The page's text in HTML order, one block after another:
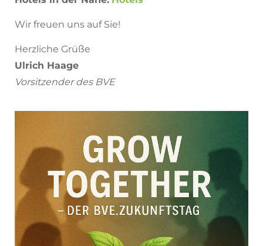
Wir freuen uns auf Sie!
Herzliche Grüße
Ulrich Haage
Vorsitzender des BVE